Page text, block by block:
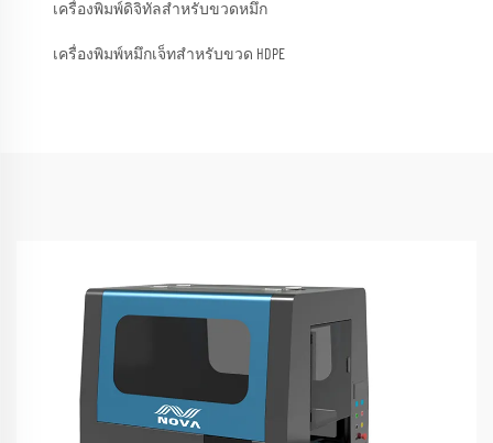
เครื่องพิมพ์ดิจิทัลสำหรับขวดหมึก
เครื่องพิมพ์หมึกเจ็ทสำหรับขวด HDPE